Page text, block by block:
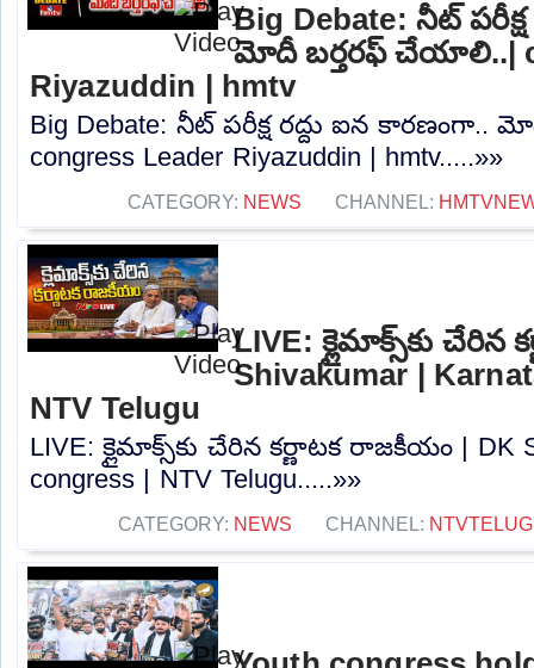
Big Debate: నీట్
మోదీ బర్తరఫ్ చేయాలి..|
Riyazuddin | hmtv
Big Debate: నీట్ పరీక్ష రద్దు ఐన
congress Leader Riyazuddin | hmtv.....»»
CATEGORY: NEWS CHANNEL:
LIVE: క్లైమాక్స్‌కు చేరిన
Shivakumar |
NTV Telugu
LIVE: క్లైమాక్స్‌కు చేరిన కర్ణాటక రాజకీయం | DK
congress | NTV Telugu.....»»
CATEGORY: NEWS CHANNEL: